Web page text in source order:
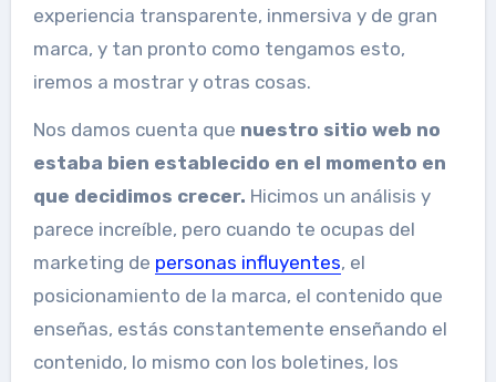
experiencia transparente, inmersiva y de gran
marca, y tan pronto como tengamos esto,
iremos a mostrar y otras cosas.
Nos damos cuenta que nuestro sitio web no
estaba bien establecido en el momento en
que decidimos crecer. Hicimos un análisis y
parece increíble, pero cuando te ocupas del
marketing de personas influyentes, el
posicionamiento de la marca, el contenido que
enseñas, estás constantemente enseñando el
contenido, lo mismo con los boletines, los